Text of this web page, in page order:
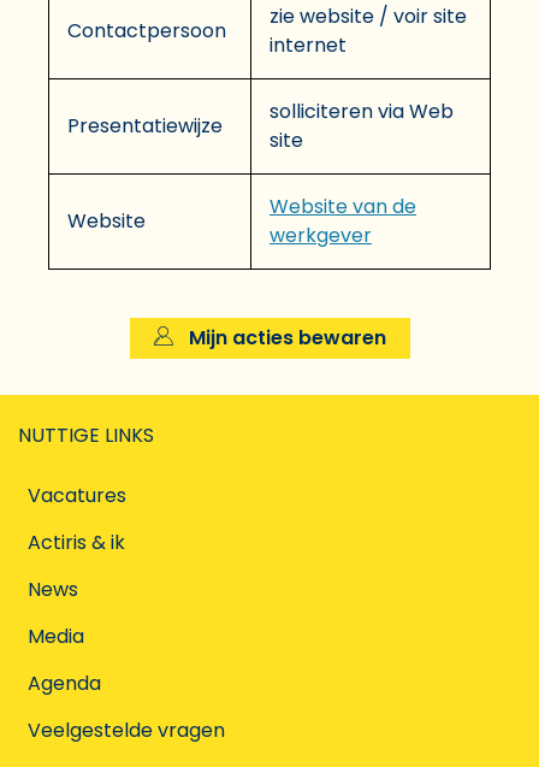
Contactpersoon
zie website / voir site
internet
Presentatiewijze
solliciteren via Web
site
Website
Website van de
werkgever
Mijn acties bewaren
NUTTIGE LINKS
Vacatures
Actiris & ik
News
Media
Agenda
Veelgestelde vragen